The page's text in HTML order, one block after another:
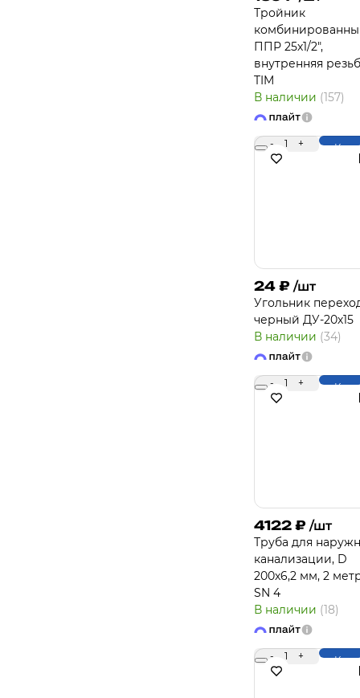
Тройник
ППР 25х1/2",
внутренняя
TIM
В наличии (157)
- 1 +
24 ₽ /шт
Угольник
черный ДУ-20х15
В наличии (34)
- 1 +
4122 ₽ /шт
Труба для
канализации, D
200х6,2 мм, 2
SN 4
В наличии (18)
- 1 +